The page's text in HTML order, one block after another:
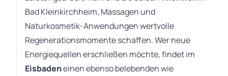
Bad Kleinkirchheim, Massagen und
Naturkosmetik-Anwendungen wertvolle
Regenerationsmomente schaffen. Wer neue
Energiequellen erschließen möchte, findet im
Eisbadeneinen ebenso belebenden wie